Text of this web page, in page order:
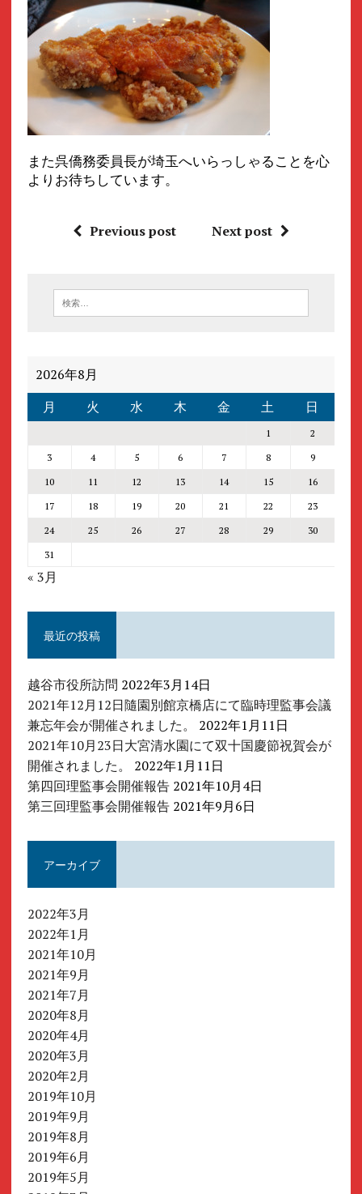
また呉僑務委員長が埼玉へいらっしゃることを心
よりお待ちしています。
Previous post Next post
2026年8月
月
火 水 木 金 土 日
1
2
3
4 5 6 7 8
9
10
11 12 13 14 15
16
17
18 19 20 21 22
23
24
25 26 27 28 29
30
31
« 3月
最近の投稿
越谷市役所訪問 2022年3月14日
2021年12月12日隨園別館京橋店にて臨時理監事会議
兼忘年会が開催されました。
2022年1月11日
2021年10月23日大宮清水園にて双十国慶節祝賀会が
開催されました。
2022年1月11日
第四回理監事会開催報告 2021年10月4日
第三回理監事会開催報告 2021年9月6日
アーカイブ
2022年3月
2022年1月
2021年10月
2021年9月
2021年7月
2020年8月
2020年4月
2020年3月
2020年2月
2019年10月
2019年9月
2019年8月
2019年6月
2019年5月